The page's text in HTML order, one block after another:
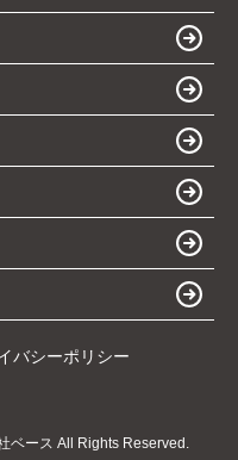
バシーポリシー
ース All Rights Reserved.